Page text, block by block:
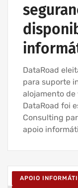
DataRoad
para suporte
alojamento
DataRoad foi
Consulting
apoio
APOIO